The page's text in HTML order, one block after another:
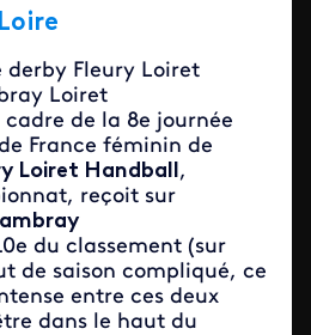
derby Fleury Loiret
Loiret
de la 8e journée
France féminin de
Loiret Handball,
reçoit sur
du classement (sur
de saison compliqué, ce
entre ces deux
dans le haut du